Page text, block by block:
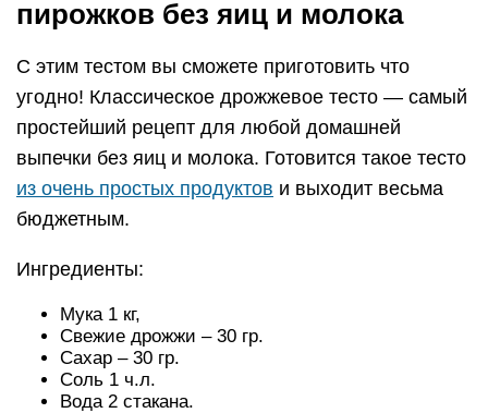
пирожков без яиц и молока
С этим тестом вы сможете приготовить что
угодно! Классическое дрожжевое тесто — самый
простейший рецепт для любой домашней
выпечки без яиц и молока. Готовится такое тесто
из очень простых продуктов и выходит весьма
бюджетным.
Ингредиенты:
Мука 1 кг,
Свежие дрожжи – 30 гр.
Сахар – 30 гр.
Соль 1 ч.л.
Вода 2 стакана.